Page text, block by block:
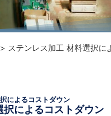
> ステンレス加工 材料選択に
によるコストダウン
によるコストダウン